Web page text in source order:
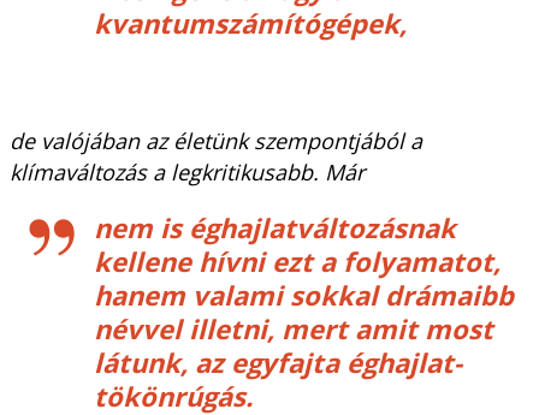
kvantumszámítógépek,
de valójában az életünk szempontjából a
klímaváltozás a legkritikusabb. Már
nem is éghajlatváltozásnak
kellene hívni ezt a folyamatot,
hanem valami sokkal drámaibb
névvel illetni, mert amit most
látunk, az egyfajta éghajlat-
tökönrúgás.